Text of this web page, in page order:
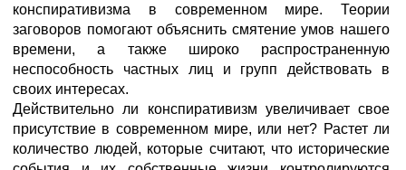
конспиративизма в современном мире. Теории
заговоров помогают объяснить смятение умов нашего
времени, а также широко распространенную
неспособность частных лиц и групп действовать в
своих интересах.
Действительно ли конспиративизм увеличивает свое
присутствие в современном мире, или нет? Растет ли
количество людей, которые считают, что исторические